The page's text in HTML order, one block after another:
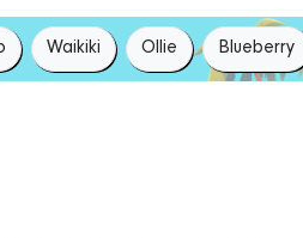
Waikiki Ollie Blueberry